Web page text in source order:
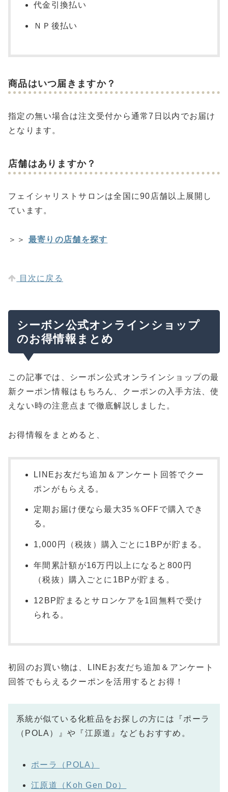
代金引換払い
ＮＰ後払い
商品はいつ届きますか？
指定の無い場合は注文受付から通常7日以内でお届け
となります。
店舗はありますか？
フェイシャリストサロンは全国に90店舗以上展開し
ています。
＞＞ 最寄りの店舗を探す
目次に戻る
シーボン公式オンラインショップ
のお得情報まとめ
この記事では、シーボン公式オンラインショップの最
新クーポン情報はもちろん、クーポンの入手方法、使
えない時の注意点まで徹底解説しました。
お得情報をまとめると、
LINEお友だち追加＆アンケート回答でクー
ポンがもらえる。
定期お届け便なら最大35％OFFで購入でき
る。
1,000円（税抜）購入ごとに1BPが貯まる。
年間累計額が16万円以上になると800円
（税抜）購入ごとに1BPが貯まる。
12BP貯まるとサロンケアを1回無料で受け
られる。
初回のお買い物は、LINEお友だち追加＆アンケート
回答でもらえるクーポンを活用するとお得！
系統が似ている化粧品をお探しの方には『ポーラ
（POLA）』や『江原道』などもおすすめ。
ポーラ（POLA）
江原道（Koh Gen Do）